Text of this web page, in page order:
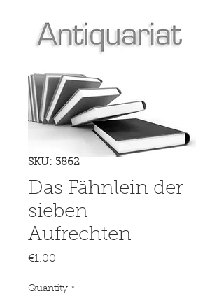
SKU: 3862
Das Fähnlein der
sieben
Aufrechten
€1.00
Quantity *